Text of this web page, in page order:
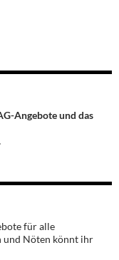
Angebote und das
für alle
und Nöten könnt ihr